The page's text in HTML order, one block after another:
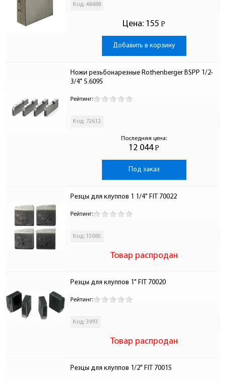
Код: 48488
Цена: 155 Р
-
Добавить в корзину
Ножи резьбонарезные Rothenberger BSPP 1/2-
3/4" 5.6095
Рейтинг:
Код: 72612
Последняя цена:
12 044 Р
-
Под заказ
Резцы для клуппов 1 1/4" FIT 70022
Рейтинг:
Код: 15085
Товар распродан
Резцы для клуппов 1" FIT 70020
Рейтинг:
Код: 3993
Товар распродан
Резцы для клуппов 1/2" FIT 70015